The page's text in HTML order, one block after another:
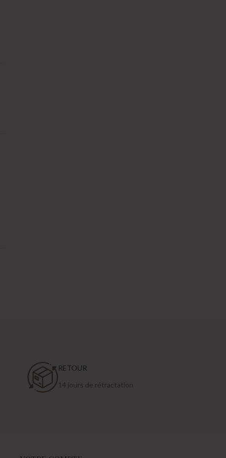
RETOUR
14 jours de rétractation